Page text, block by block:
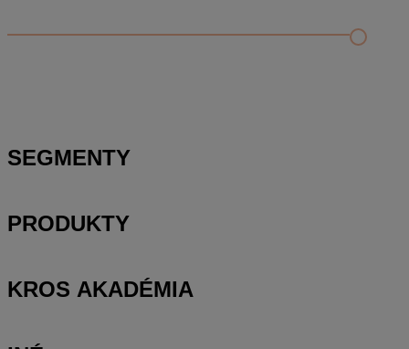
Nastavenie šanónov
SEGMENTY
PRODUKTY
KROS AKADÉMIA